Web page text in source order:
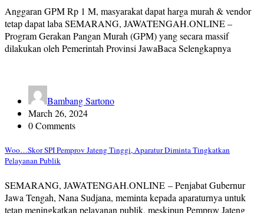
Anggaran GPM Rp 1 M, masyarakat dapat harga murah & vendor
tetap dapat laba SEMARANG, JAWATENGAH.ONLINE –
Program Gerakan Pangan Murah (GPM) yang secara massif
dilakukan oleh Pemerintah Provinsi JawaBaca Selengkapnya
Bambang Sartono
March 26, 2024
0 Comments
Woo…Skor SPI Pemprov Jateng Tinggi, Aparatur Diminta Tingkatkan
Pelayanan Publik
SEMARANG, JAWATENGAH.ONLINE – Penjabat Gubernur
Jawa Tengah, Nana Sudjana, meminta kepada aparaturnya untuk
tetap meningkatkan pelayanan publik, meskipun Pemprov Jateng